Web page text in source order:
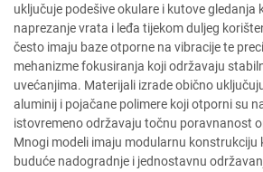
uključuje podešive okulare i kutove gledanja
naprezanje vrata i leđa tijekom duljeg
često imaju baze otporne na vibracije te
mehanizme fokusiranja koji održavaju
uvećanjima. Materijali izrade obično
aluminij i pojačane polimere koji otporni su
istovremeno održavaju točnu poravnanost
Mnogi modeli imaju modularnu konstrukciju
buduće nadogradnje i jednostavnu